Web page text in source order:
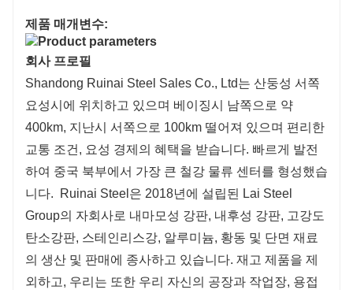
제품 매개변수:
회사 프로필
Shandong Ruinai Steel Sales Co., Ltd는 산둥성 서쪽
요성시에 위치하고 있으며 베이징시 남쪽으로 약
400km, 지난시 서쪽으로 100km 떨어져 있으며 편리한
교통 조건, 요성 경제의 혜택을 받습니다. 빠르게 발전
하여 중국 북부에서 가장 큰 철강 물류 센터를 형성했습
니다.
Ruinai Steel은 2018년에 설립된 Lai Steel
Group의 자회사로 내마모성 강판, 내후성 강판, 고강도
탄소강판, 스테인리스강, 알루미늄, 황동 및 단면 재료
의 생산 및 판매에 종사하고 있습니다. 재고 제품을 제
외하고, 우리는 또한 우리 자신의 공장과 작업장, 용접